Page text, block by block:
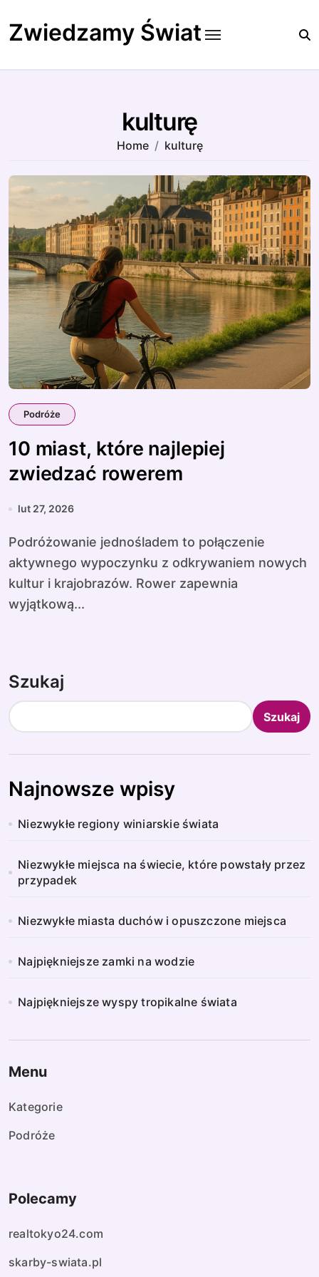
to
content
Zwiedzamy Świat
kulturę
Home kulturę
Podróże
10 miast, które najlepiej
zwiedzać rowerem
lut 27, 2026
Podróżowanie jednośladem to połączenie
aktywnego wypoczynku z odkrywaniem nowych
kultur i krajobrazów. Rower zapewnia
wyjątkową...
Szukaj
Szukaj
Najnowsze wpisy
Niezwykłe regiony winiarskie świata
Niezwykłe miejsca na świecie, które powstały przez
przypadek
Niezwykłe miasta duchów i opuszczone miejsca
Najpiękniejsze zamki na wodzie
Najpiękniejsze wyspy tropikalne świata
Menu
Kategorie
Podróże
Polecamy
realtokyo24.com
skarby-swiata.pl